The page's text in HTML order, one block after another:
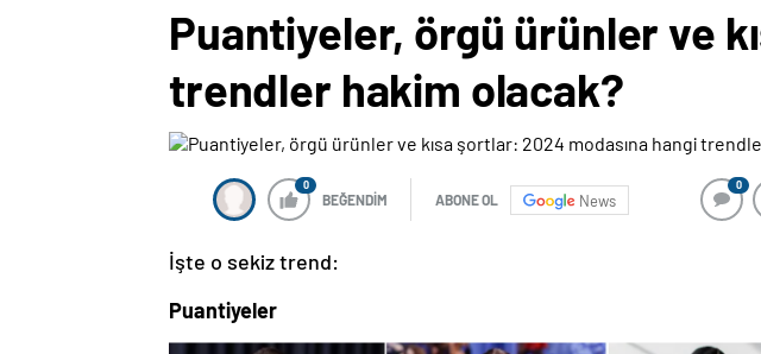
Puantiyeler, örgü ürünler ve
trendler hakim olacak?
0
BEĞENDİM ABONE OL News
0
İşte o sekiz trend:
Puantiyeler